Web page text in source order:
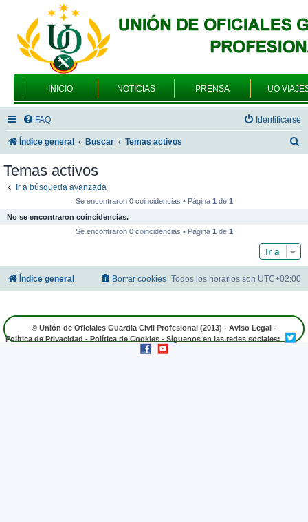
INICIO NOTICIAS PRENSA UO
FAQ Identificarse
Índice general Buscar Temas activos
Temas activos
Ir a búsqueda avanzada
Se encontraron 0 coincidencias • Página 1de 1
No se encontraron coincidencias.
Se encontraron 0 coincidencias • Página 1de 1
Ir a
Índice general Todos los horarios son UTC+02:00
Borrar cookies
© Unión de Oficiales Guardia Civil Profesional (2013) - Aviso Legal -
Política de Privacidad-Política de Cookies- Síguenos en las redes sociales: